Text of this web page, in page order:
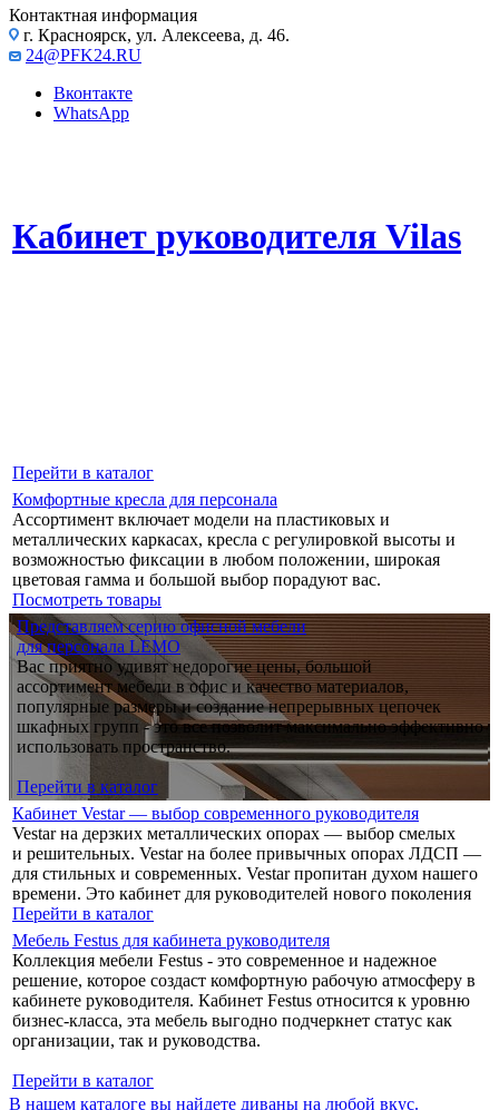
Контактная информация
г. Красноярск, ул. Алексеева, д. 46.
24@PFK24.RU
Вконтакте
WhatsApp
Кабинет руководителя Vilas
Перейти в каталог
Комфортные кресла для персонала
Ассортимент включает модели на пластиковых и
металлических каркасах, кресла с регулировкой высоты и
возможностью фиксации в любом положении, широкая
цветовая гамма и большой выбор порадуют вас.
Посмотреть товары
Представляем серию офисной мебели
для персонала LEMO
Вас приятно удивят недорогие цены, большой
ассортимент мебели в офис и качество материалов,
популярные размеры и создание непрерывных цепочек
шкафных групп - это все позволит максимально эффективно
использовать пространство.
Перейти в каталог
Кабинет Vestar — выбор современного руководителя
Vestar на дерзких металлических опорах — выбор смелых
и решительных. Vestar на более привычных опорах ЛДСП —
для стильных и современных. Vestar пропитан духом нашего
времени. Это кабинет для руководителей нового поколения
Перейти в каталог
Мебель Festus для кабинета руководителя
Коллекция мебели Festus - это современное и надежное
решение, которое создаст комфортную рабочую атмосферу в
кабинете руководителя. Кабинет Festus относится к уровню
бизнес-класса, эта мебель выгодно подчеркнет статус как
организации, так и руководства.
Перейти в каталог
В нашем каталоге вы найдете диваны на любой вкус.